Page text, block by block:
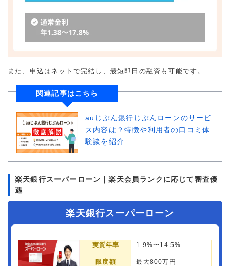
また、申込はネットで完結し、最短即日の融資も可能です。
関連記事はこちら
auじぶん銀行じぶんローンのサービ
ス内容は？特徴や利用者の口コミ体
験談を紹介
楽天銀行スーパーローン｜楽天会員ランクに応じて審査優
遇
楽天銀行スーパーローン
実質年率 1.9%〜14.5%
限度額 最大800万円